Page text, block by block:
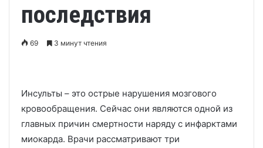
последствия
69 3 минут чтения
Инсульты – это острые нарушения мозгового
кровообращения. Сейчас они являются одной из
главных причин смертности наряду с инфарктами
миокарда. Врачи рассматривают три